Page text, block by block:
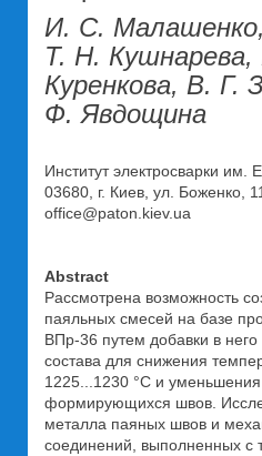
И. С.
Т. Н. Кушнарева,
Куренкова, В. Г.
Ф. Явдощина
Институт электросварки
03680, г. Киев, ул. Боженко,
office@paton.kiev.ua
Abstract
Рассмотрена возможность
паяльных смесей на базе
ВПр-36 путем добавки в него
состава для снижения
1225...1230 °С и уменьшения
формирующихся швов.
металла паяных швов и
соединений, выполненных с